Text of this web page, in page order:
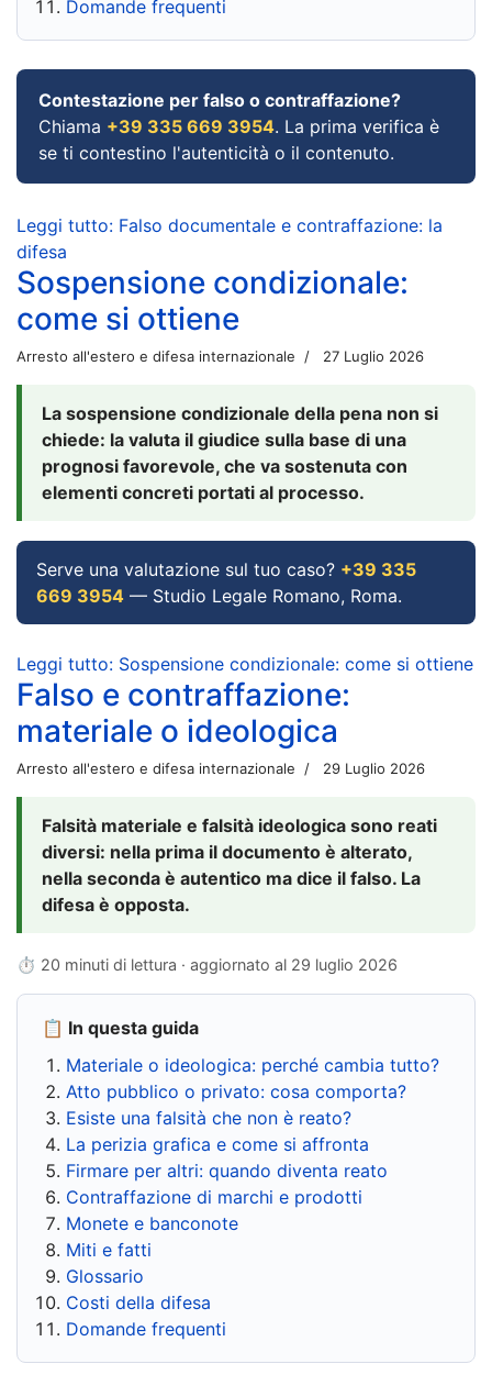
Domande frequenti
Contestazione per falso o contraffazione?
Chiama +39 335 669 3954. La prima verifica è
se ti contestino l'autenticità o il contenuto.
Leggi tutto: Falso documentale e contraffazione: la
difesa
Sospensione condizionale:
come si ottiene
Arresto all'estero e difesa internazionale 27 Luglio 2026
La sospensione condizionale della pena non si
chiede: la valuta il giudice sulla base di una
prognosi favorevole, che va sostenuta con
elementi concreti portati al processo.
Serve una valutazione sul tuo caso? +39 335
669 3954 — Studio Legale Romano, Roma.
Leggi tutto: Sospensione condizionale: come si ottiene
Falso e contraffazione:
materiale o ideologica
Arresto all'estero e difesa internazionale 29 Luglio 2026
Falsità materiale e falsità ideologica sono reati
diversi: nella prima il documento è alterato,
nella seconda è autentico ma dice il falso. La
difesa è opposta.
⏱ 20 minuti di lettura · aggiornato al 29 luglio 2026
📋 In questa guida
Materiale o ideologica: perché cambia tutto?
Atto pubblico o privato: cosa comporta?
Esiste una falsità che non è reato?
La perizia grafica e come si affronta
Firmare per altri: quando diventa reato
Contraffazione di marchi e prodotti
Monete e banconote
Miti e fatti
Glossario
Costi della difesa
Domande frequenti